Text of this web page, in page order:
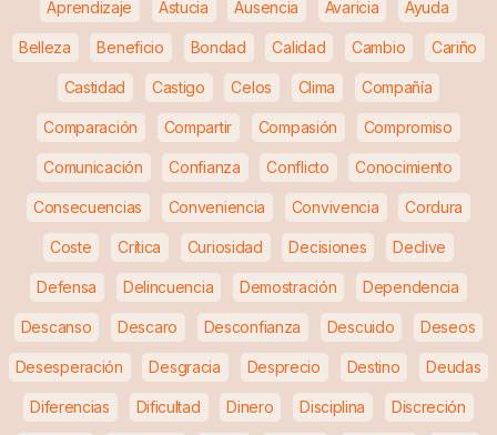
Aprendizaje Astucia Ausencia Avaricia Ayuda
Belleza Beneficio Bondad Calidad Cambio Cariño
Castidad Castigo Celos Clima Compañía
Comparación Compartir Compasión Compromiso
Comunicación Confianza Conflicto Conocimiento
Consecuencias Conveniencia Convivencia Cordura
Coste Crítica Curiosidad Decisiones Declive
Defensa Delincuencia Demostración Dependencia
Descanso Descaro Desconfianza Descuido Deseos
Desesperación Desgracia Desprecio Destino Deudas
Diferencias Dificultad Dinero Disciplina Discreción